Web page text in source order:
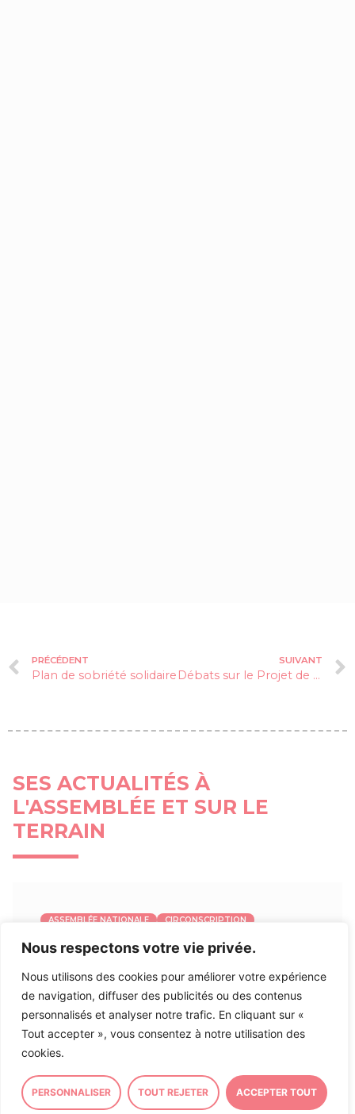
Nous respectons votre vie privée.
Nous utilisons des cookies pour améliorer votre expérience
de navigation, diffuser des publicités ou des contenus
personnalisés et analyser notre trafic. En cliquant sur «
Tout accepter », vous consentez à notre utilisation des
cookies.
PERSONNALISER TOUT REJETER ACCEPTER TOUT
PRÉCÉDENT
Plan de sobriété solidaire
SUIVANT
Débats sur le Projet de loi de Finances
SES ACTUALITÉS À
L'ASSEMBLÉE ET SUR LE
TERRAIN
ASSEMBLÉE NATIONALE CIRCONSCRIPTION
Inscription à ma Lettre
d’Information
Inscrivez-vous à ma lettre d’information afin de
rester informé sur mon action et actualité politique
et locale ensuivant ce lien.